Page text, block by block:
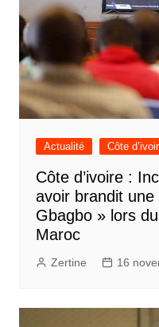
Actualité Côte
Côte d’ivoire :
avoir brandit
Gbagbo » lors
Maroc
Zertine 16